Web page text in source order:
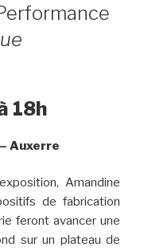
18h
– Auxerre
Amandine
de fabrication
feront avancer une
sur un plateau de